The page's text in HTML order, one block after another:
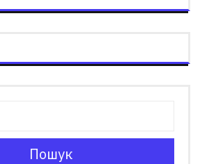
Пошук